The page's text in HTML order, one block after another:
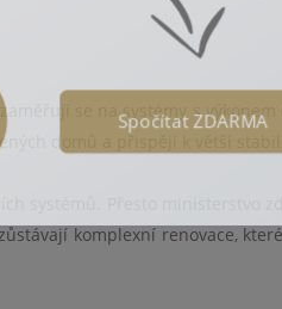
se na systémy s výkonem
domů a přispějí k větší
systémů. Přesto ministerstvo
komplexní renovace,
Spočítat ZDARMA